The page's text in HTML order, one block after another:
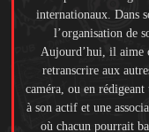
internationaux. Dans
l’organisation de
Aujourd’hui, il aime
retranscrire aux
caméra, ou en
à son actif et une
où chacun pourrait